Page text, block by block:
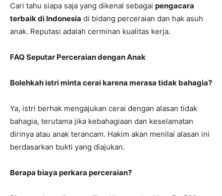
Cari tahu siapa saja yang dikenal sebagai pengacara
terbaik di Indonesia di bidang perceraian dan hak asuh
anak. Reputasi adalah cerminan kualitas kerja.
FAQ Seputar Perceraian dengan Anak
Bolehkah istri minta cerai karena merasa tidak bahagia?
Ya, istri berhak mengajukan cerai dengan alasan tidak
bahagia, terutama jika kebahagiaan dan keselamatan
dirinya atau anak terancam. Hakim akan menilai alasan ini
berdasarkan bukti yang diajukan.
Berapa biaya perkara perceraian?